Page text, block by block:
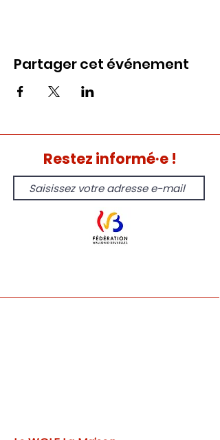
Partager cet événement
Restez informé·e !